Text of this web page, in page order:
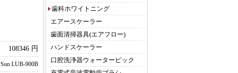
歯科ホワイトニング
エアースケーラー
歯面清掃器具(エアフロー)
ハンドスケーラー
口腔洗浄器ウォーターピック
108346 円
Sun LUB-900B